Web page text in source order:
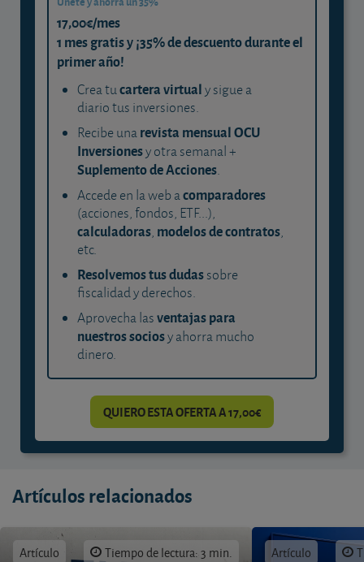
17,00€/mes
1 mes gratis y ¡35% de descuento durante el
primer año!
Crea tucartera virtualy sigue a
diario tus inversiones.
Recibe unarevista mensual OCU
Inversionesy otra semanal +
Suplemento de Acciones.
Accede en la web acomparadores
(acciones, fondos, ETF...),
calculadoras, modelos de contratos,
etc.
Resolvemos tus dudassobre
fiscalidad y derechos.
Aprovecha lasventajas para
nuestros sociosy ahorra mucho
dinero.
QUIERO ESTA OFERTA A 17,00€
Artículos relacionados
Artículo Tiempo de lectura: 3 min. Artículo